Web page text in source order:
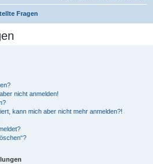
Fragen
nicht anmelden!
kann mich aber nicht mehr anmelden?!